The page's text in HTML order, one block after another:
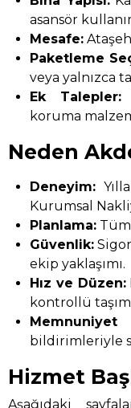
asansör
Mesafe:
Paketleme
veya yalnızca
Ek Talepler:
koruma
Neden
Deneyim:
Kurumsal
Planlama: Tüm
Güvenlik:
ekip yaklaşımı.
Hız ve Düzen:
kontrollü
bildirimleriyle
Hizmet
Aşağıdaki